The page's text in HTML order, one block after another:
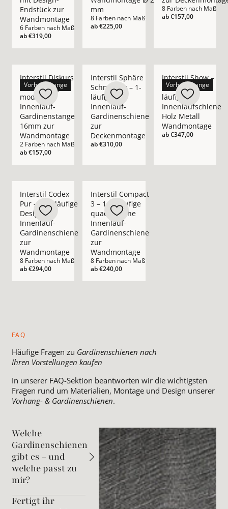
Endstück zur
Wandmontage
6 Farben nach Maß
ab€319,00
mm
8 Farben nach Maß
ab€225,00
8 Farben nach Maß
ab€157,00
Vorhangstange
Interstil Diskurs
– 1-/2-läufige
moderne
Innenlauf-
Gardinenstange
16mm zur
Wandmontage
2 Farben nach Maß
ab€157,00
Interstil Sphäre
Schnurzug – 1-
läufige
Innenlauf-
Gardinenschiene
zur
Deckenmontage
ab€310,00
Vorhangstange
Interstil Show –
moderne 1-/2-
läufige
Innenlaufschiene
Holz Metall
Wandmontage
ab€347,00
Interstil Codex
Pur – 1-/2-läufige
Design
Innenlauf-
Gardinenschiene
zur
Wandmontage
8 Farben nach Maß
ab€294,00
Interstil Compact
3 – 1-/2-läufige
quadratische
Innenlauf-
Gardinenschiene
zur
Wandmontage
8 Farben nach Maß
ab€240,00
FAQ
Häufige Fragen zu Gardinenschienen nach
Ihren Vorstellungen kaufen
In unserer FAQ-Sektion beantworten wir die wichtigsten
Fragen rund um Materialien, Montage und Design unserer
Vorhang- & Gardinenschienen.
Welche
Gardinenschienen
gibt es – und
welche passt zu
mir?
Fertigt ihr